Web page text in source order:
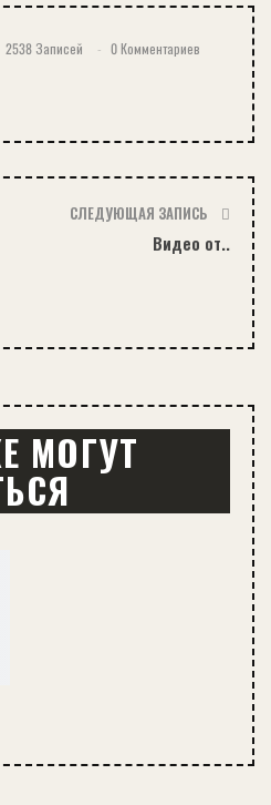
2538 Записей 0 Комментариев
СЛЕДУЮЩАЯ ЗАПИСЬ
Видео от..
МОГУТ